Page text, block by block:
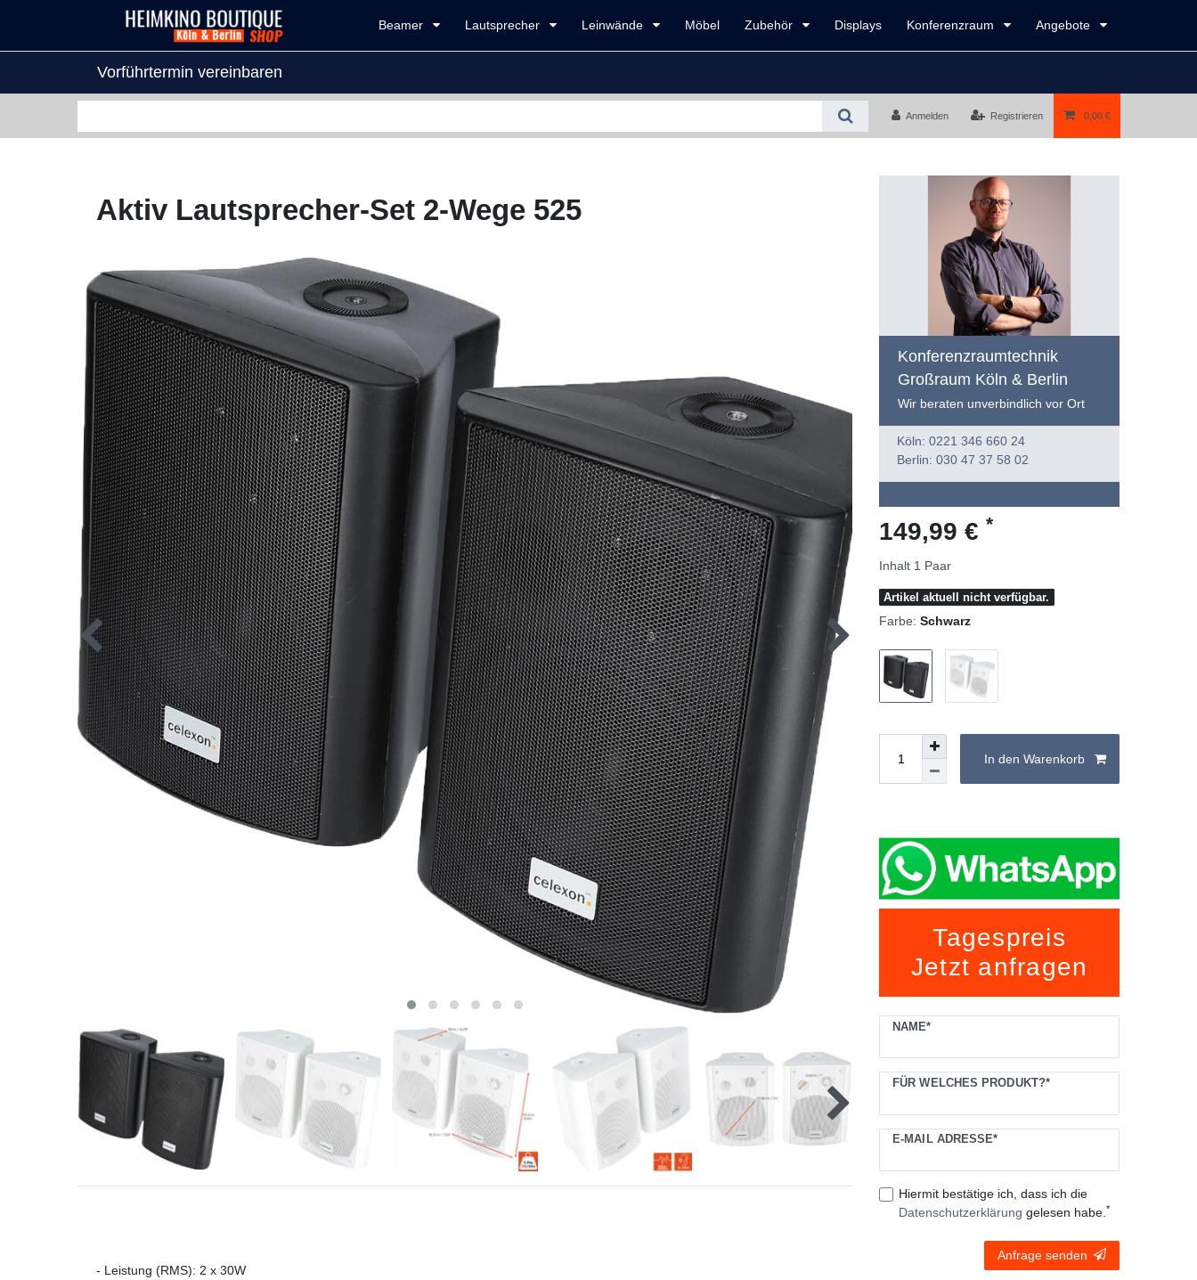
Beamer Lautsprecher Leinwände Möbel Zubehör Displays Konferenzraum Angebote
Vorführtermin vereinbaren
Anmelden Registrieren 0,00 €
Aktiv Lautsprecher-Set 2-Wege 525
- Leistung (RMS): 2 x 30W
Konferenzraumtechnik
Großraum Köln & Berlin
Wir beraten unverbindlich vor Ort
Köln: 0221 346 660 24
Berlin: 030 47 37 58 02
149,99 € *
Inhalt 1 Paar
Artikel aktuell nicht verfügbar.
Farbe: Schwarz
In den Warenkorb
Tagespreis
Jetzt anfragen
NAME*
FÜR WELCHES PRODUKT?*
E-MAIL ADRESSE*
Hiermit bestätige ich, dass ich die
Daten­schutz­erklärung gelesen habe. *
Ceres::Template.mailFormHoneypotLabel
Anfrage senden